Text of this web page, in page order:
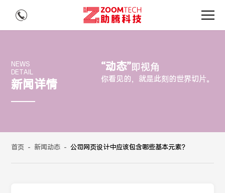
NEWS
DETAIL
新闻详情
“动态”即视角
你看见的，就是此刻的世界切片。
首页 - 新闻动态 - 公司网页设计中应该包含哪些基本元素？